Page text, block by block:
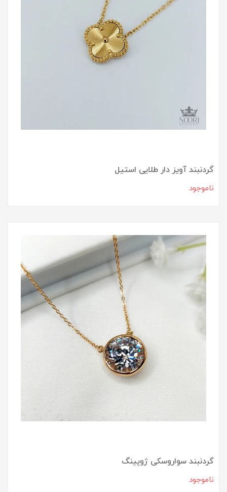
گردنبند آویز دار طلایی استیل
ناموجود
گردنبند سواروسکی ژوپینگ
ناموجود